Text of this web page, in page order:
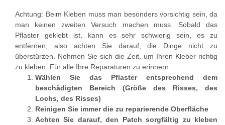
Achtung: Beim Kleben muss man besonders vorsichtig sein, da
man keinen zweiten Versuch machen muss. Sobald das
Pflaster geklebt ist, kann es sehr schwierig sein, es zu
entfernen, also achten Sie darauf, die Dinge nicht zu
überstürzen. Nehmen Sie sich die Zeit, um Ihren Kleber richtig
zu kleben. Für alle Ihre Reparaturen zu erinnern:
Wählen Sie das Pflaster entsprechend dem
beschädigten Bereich (Größe des Risses, des
Lochs, des Risses)
Reinigen Sie immer die zu reparierende Oberfläche
Achten Sie darauf, den Patch sorgfältig zu kleben